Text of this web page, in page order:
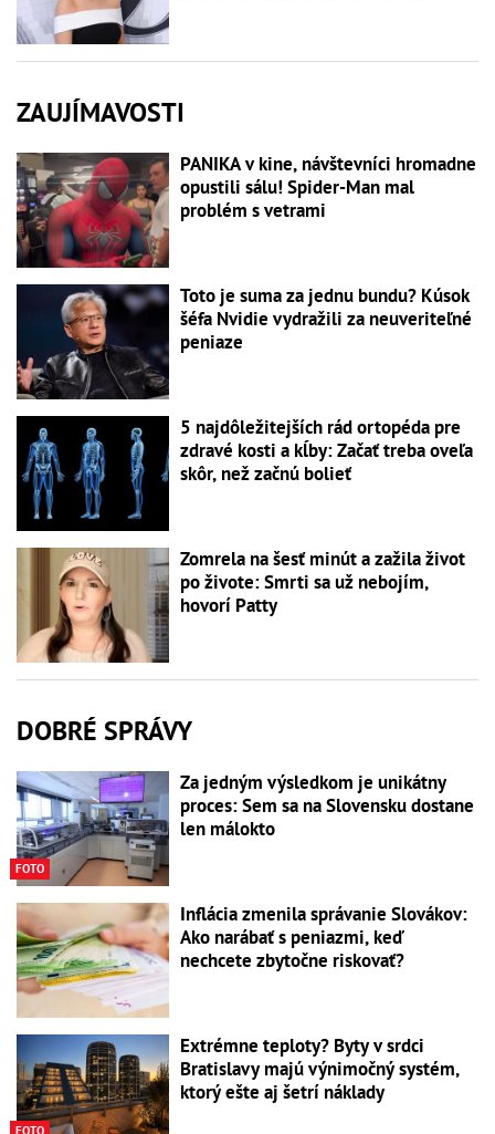
ZAUJÍMAVOSTI
PANIKA v kine, návštevníci hromadne
opustili sálu! Spider-Man mal
problém s vetrami
Toto je suma za jednu bundu? Kúsok
šéfa Nvidie vydražili za neuveriteľné
peniaze
5 najdôležitejších rád ortopéda pre
zdravé kosti a kĺby: Začať treba oveľa
skôr, než začnú bolieť
Zomrela na šesť minút a zažila život
po živote: Smrti sa už nebojím,
hovorí Patty
DOBRÉ SPRÁVY
FOTO
Za jedným výsledkom je unikátny
proces: Sem sa na Slovensku dostane
len málokto
Inflácia zmenila správanie Slovákov:
Ako narábať s peniazmi, keď
nechcete zbytočne riskovať?
FOTO
Extrémne teploty? Byty v srdci
Bratislavy majú výnimočný systém,
ktorý ešte aj šetrí náklady